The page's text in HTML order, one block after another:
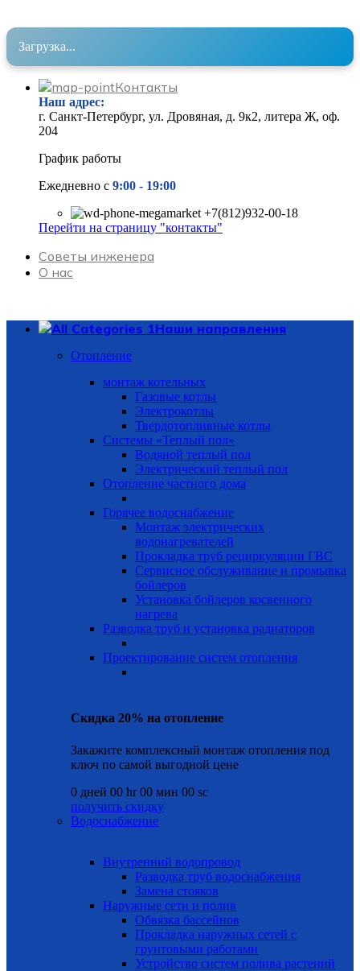
Загрузка...
Контакты
Наш адрес:
г. Санкт-Петербург, ул. Дровяная, д. 9к2, литера Ж, оф.
204
График работы
Ежедневно с 9:00 - 19:00
+7(812)932-00-18
Перейти на страницу "контакты"
Советы инженера
О нас
Наши направления
Отопление
монтаж котельных
Газовые котлы
Электрокотлы
Твердотопливные котлы
Системы «Теплый пол»
Водяной теплый пол
Электрический теплый пол
Отопление частного дома
Горячее водоснабжение
Монтаж электрических
водонагревателей
Прокладка труб рециркуляции ГВС
Сервисное обслуживание и промывка
бойлеров
Установка бойлеров косвенного
нагрева
Разводка труб и установка радиаторов
Проектирование систем отопления
Скидка 20% на отопление
Закажите комплексный монтаж отопления под
ключ по самой выгодной цене
0 дней 00 hr00 мин 00 sc
получить скидку
Водоснабжение
Внутренний водопровод
Разводка труб водоснабжения
Замена стояков
Наружные сети и полив
Обвязка бассейнов
Прокладка наружных сетей с
грунтовыми работами
Устройство систем полива растений